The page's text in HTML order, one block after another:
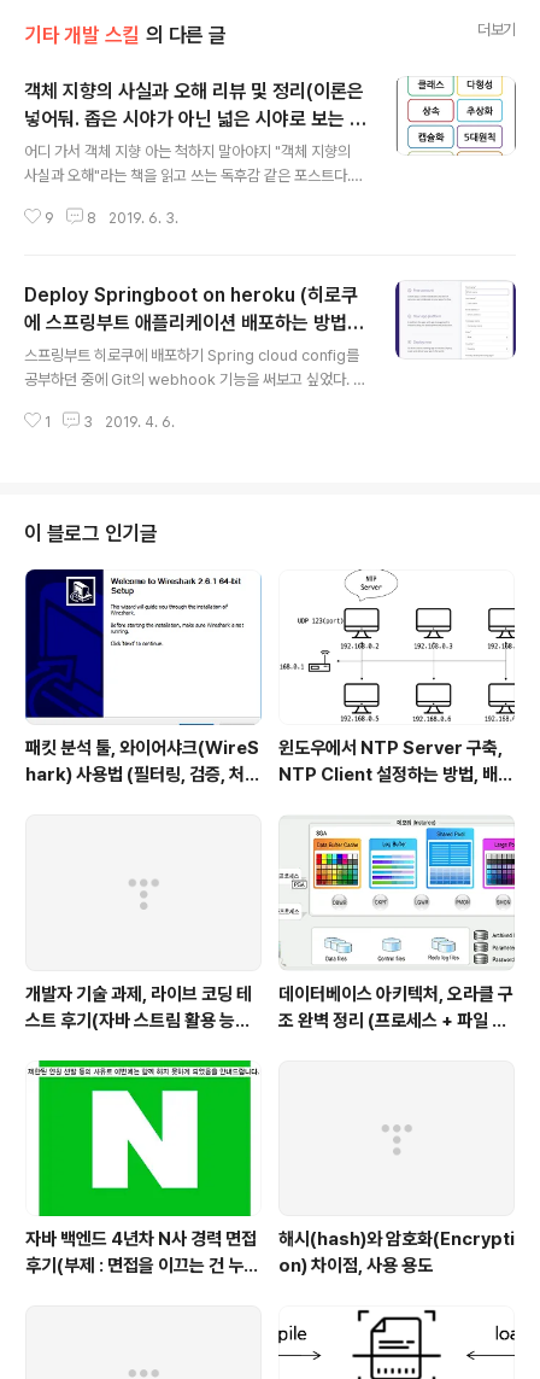
기타 개발 스킬 의 다른 글 더보기
객체 지향의 사실과 오해 리뷰 및 정리(이론은
넣어둬. 좁은 시야가 아닌 넓은 시야로 보는 객
체 지향)
어디 가서 객체 지향 아는 척하지 말아야지 "객체 지향의
사실과 오해"라는 책을 읽고 쓰는 독후감 같은 포스트다.
히 무엇인가에 대해 알고 있다고 생각했다. 심지어 신입 사
에 대해서 다시 한번 잘 못하고 있던 것에 대한 반성을 했
고, 한 편으로는 약간 더 시야가 넓어지는 느낌, 깨달음도
얻었다. 이 포스트를 읽고 책을 읽으면 좋을 듯하다(?) 객체
지향적으로 접근하기 객체 지향이라고 하면 위 그림과 같
은 것들이 떠오를 것이다. 이론적인 것들 말이다. ex) 객체
지향 = 클래스 이론이 필요할 때도 있겠지만 실무에서는
9 8 2019. 6. 3.
Deploy Springboot on heroku (히로쿠
에 스프링부트 애플리케이션 배포하는 방법,
그대로 따라하면 5분만에 배포 가능!)
스프링부트 히로쿠에 배포하기 Spring cloud config를
공부하던 중에 Git의 webhook 기능을 써보고 싶었다. w
버를 띄워야 한다(?)는 글을 보고 급하게 배포하는 방법을
었다. 1년간 무료로 제공해주는 것을 사용했었는데 AWS
에 등록한 카드 결제가 한번 이루어진 이후로 무서워서 he
roku의 무료 서버를 이용해본다. 히로쿠 배포 가이드 따라
하기 1. 히로쿠(heroku) 사이트에 가입을 한다. 오른쪽 상
단에 sign up을 누르면 나오는 화면인데 특별한 것 없이
1 3 2019. 4. 6.
이 블로그 인기글
패킷 분석 툴, 와이어샤크(WireS
hark) 사용법 (필터링, 검증, 처음
윈도우에서 NTP Server 구축,
NTP Client 설정하는 방법, 배치
에서 시간 동기화하는 요구사항 처
리하기)
개발자 기술 과제, 라이브 코딩 테
스트 후기(자바 스트림 활용 능력
데이터베이스 아키텍처, 오라클 구
조 완벽 정리 (프로세스 + 파일 구
자바 백엔드 4년차 N사 경력 면접
후기(부제 : 면접을 이끄는 건 누구
해시(hash)와 암호화(Encrypti
on) 차이점, 사용 용도